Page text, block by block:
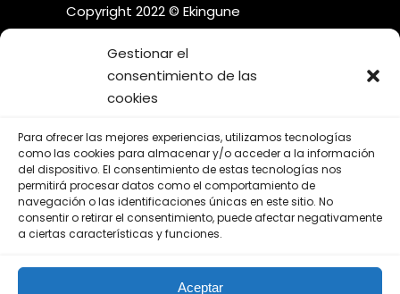
Gestionar el
consentimiento de las
cookies
Para ofrecer las mejores experiencias, utilizamos tecnologías
como las cookies para almacenar y/o acceder a la información
del dispositivo. El consentimiento de estas tecnologías nos
permitirá procesar datos como el comportamiento de
navegación o las identificaciones únicas en este sitio. No
consentir o retirar el consentimiento, puede afectar negativamente
a ciertas características y funciones.
Aceptar
Copyright 2022 © Ekingune
¡SÍGUENOS EN LAS REDES
SOCIALES!
Aviso Legal